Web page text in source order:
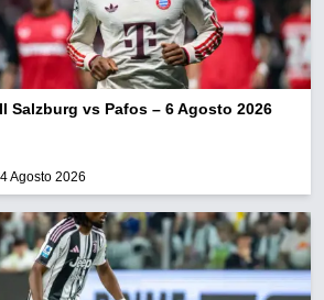
Salzburg vs Pafos – 6 Agosto 2026
Agosto 2026